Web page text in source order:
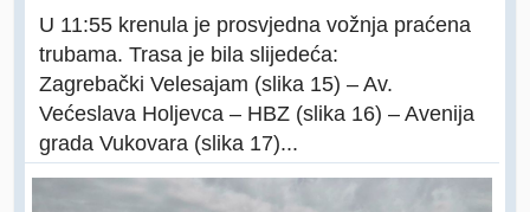
U 11:55 krenula je prosvjedna vožnja praćena
trubama. Trasa je bila slijedeća:
Zagrebački Velesajam (slika 15) – Av.
Većeslava Holjevca – HBZ (slika 16) – Avenija
grada Vukovara (slika 17)...